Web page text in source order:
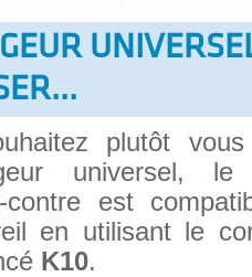
plutôt vous
universel, le
contre est
en utilisant le
K10.